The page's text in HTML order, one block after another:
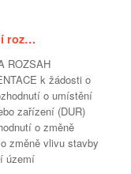
roz…
ROZSAH
k žádosti o
o umístění
zařízení (DUR)
o změně
změně vlivu stavby
území